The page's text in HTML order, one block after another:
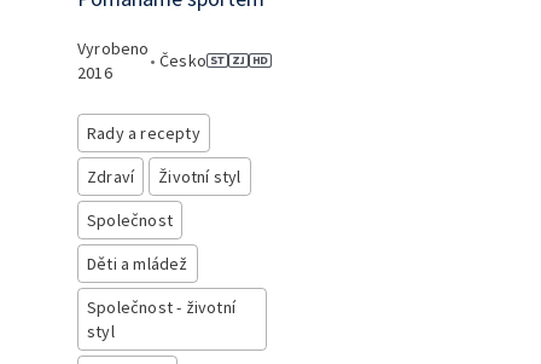
Vyrobeno
2016
• Česko
Rady a recepty
Zdraví
Životní styl
Společnost
Děti a mládež
Společnost - životní
styl